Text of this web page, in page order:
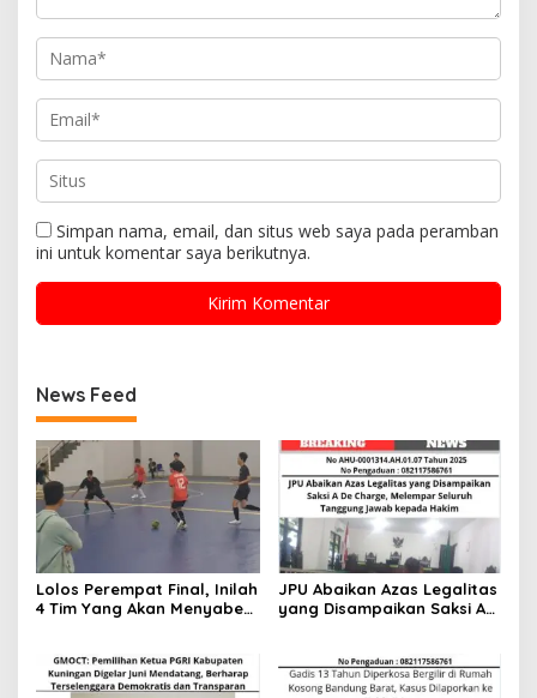
Simpan nama, email, dan situs web saya pada peramban
ini untuk komentar saya berikutnya.
News Feed
Lolos Perempat Final, Inilah
4 Tim Yang Akan Menyabet
JPU Abaikan Azas Legalitas
yang Disampaikan Saksi A
kepada Hakim